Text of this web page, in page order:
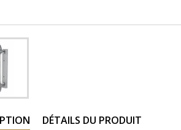
DÉTAILS DU PRODUIT